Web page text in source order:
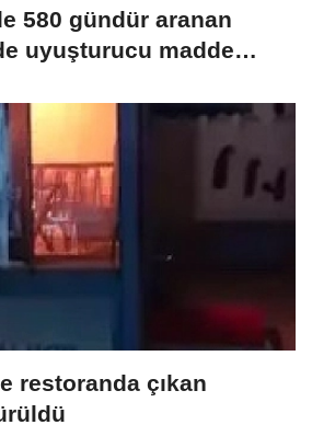
580 gündür aranan
uyuşturucu madde
restoranda çıkan